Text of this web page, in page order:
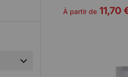
À partir de11,70